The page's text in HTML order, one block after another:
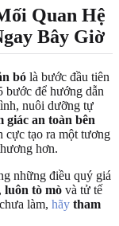
Quan Hệ
Bây Giờ
bó là bước đầu tiên
bước để hướng dẫn
nuôi dưỡng tự
giác an toàn bên
cực tạo ra một tương
hơn.
những điều quý giá
luôn tò mò và tử tế
làm, hãy tham